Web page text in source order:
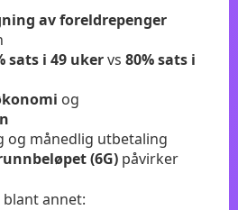
av foreldrepenger
sats i 49 ukervs 80% sats i
og
og månedlig utbetaling
(6G) påvirker
annet: